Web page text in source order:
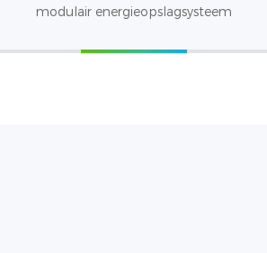
modulair energieopslagsysteem